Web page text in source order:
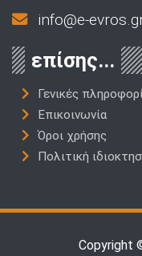
info@e-
επίσης...
Γενικές
Επικοινωνία
Όροι χρήσης
Πολιτική
Copyright